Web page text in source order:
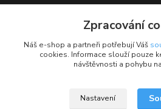
Zpracování
Náš e-shop a partneři potřebují Váš
cookies. Informace slouží pouze
návštěvnosti a pohybu
Nastavení